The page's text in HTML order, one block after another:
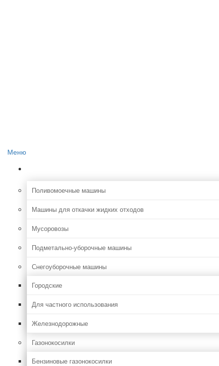
Меню
Поливомоечные машины
Машины для откачки жидких отходов
Мусоровозы
Подметально-уборочные машины
Снегоуборочные машины
Городские
Для частного использования
Железнодорожные
Газонокосилки
Бензиновые газонокосилки